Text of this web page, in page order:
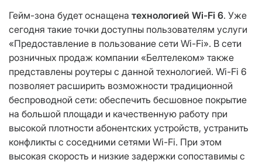
Гейм-зона будет оснащена технологией Wi-Fi 6. Уже
сегодня такие точки доступны пользователям услуги
«Предоставление в пользование сети Wi-Fi». В сети
розничных продаж компании «Белтелеком» также
представлены роутеры с данной технологией. Wi-Fi 6
позволяет расширить возможности традиционной
беспроводной сети: обеспечить бесшовное покрытие
на большой площади и качественную работу при
высокой плотности абонентских устройств, устранить
конфликты с соседними сетями Wi-Fi. При этом
высокая скорость и низкие задержки сопоставимы с